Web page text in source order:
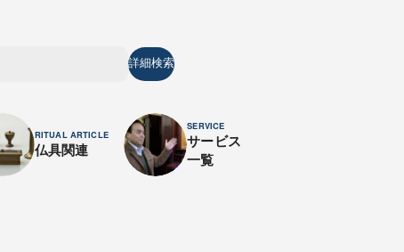
詳細検索
RITUAL ARTICLE
仏具関連
SERVICE
サービス
一覧